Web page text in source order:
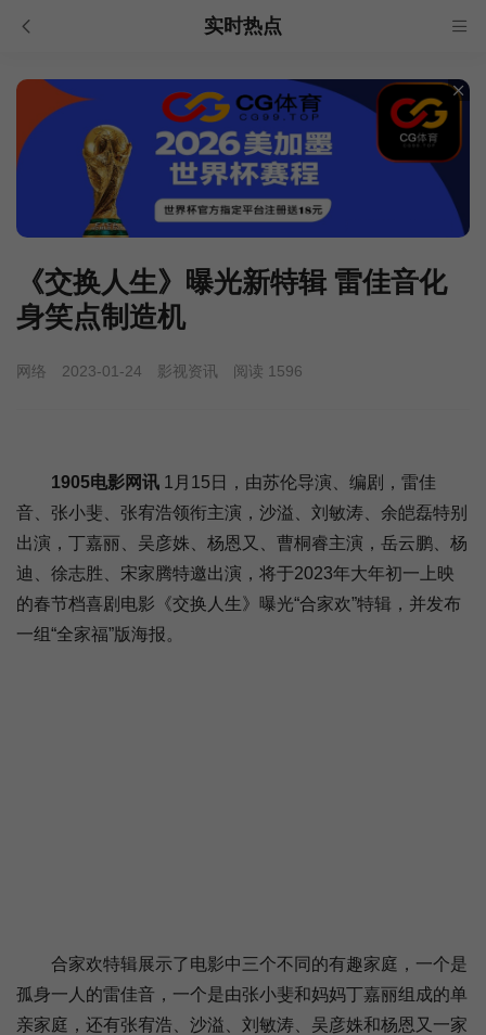
实时热点
《交换人生》曝光新特辑 雷佳音化
身笑点制造机
网络 2023-01-24 影视资讯 阅读 1596
1905电影网讯 1月15日，由苏伦导演、编剧，雷佳
音、张小斐、张宥浩领衔主演，沙溢、刘敏涛、余皑磊特别
出演，丁嘉丽、吴彦姝、杨恩又、曹桐睿主演，岳云鹏、杨
迪、徐志胜、宋家腾特邀出演，将于2023年大年初一上映
的春节档喜剧电影《交换人生》曝光“合家欢”特辑，并发布
一组“全家福”版海报。
合家欢特辑展示了电影中三个不同的有趣家庭，一个是
孤身一人的雷佳音，一个是由张小斐和妈妈丁嘉丽组成的单
亲家庭，还有张宥浩、沙溢、刘敏涛、吴彦姝和杨恩又一家